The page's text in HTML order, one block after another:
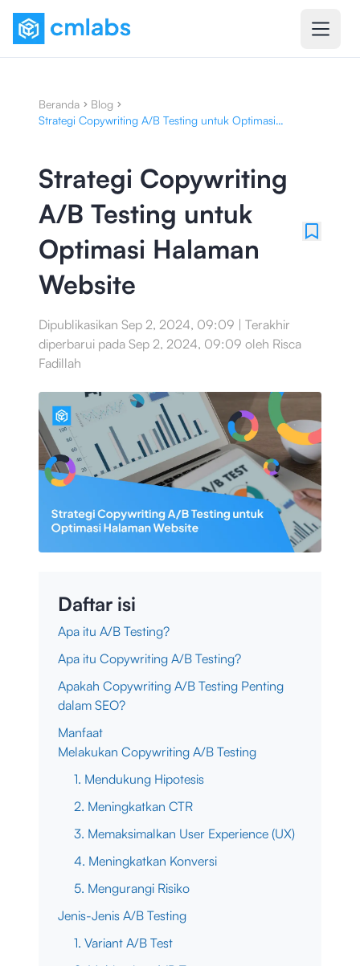
Beranda
Blog
Strategi Copywriting A/B Testing untuk Optimasi
Strategi Copywriting
A/B Testing untuk
Optimasi Halaman
Website
Dipublikasikan Sep 2, 2024, 09:09 | Terakhir
diperbarui pada Sep 2, 2024, 09:09 oleh Risca
Fadillah
Daftar isi
Apa itu A/B Testing?
Apa itu Copywriting A/B Testing?
Apakah Copywriting A/B Testing Penting
dalam SEO?
Manfaat
Melakukan Copywriting A/B Testing
1. Mendukung Hipotesis
2. Meningkatkan CTR
3. Memaksimalkan User Experience (UX)
4. Meningkatkan Konversi
5. Mengurangi Risiko
Jenis-Jenis A/B Testing
1. Variant A/B Test